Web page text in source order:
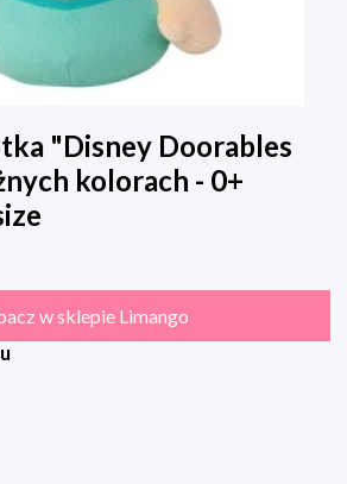
"Disney Doorables
kolorach - 0+
w sklepie Limango